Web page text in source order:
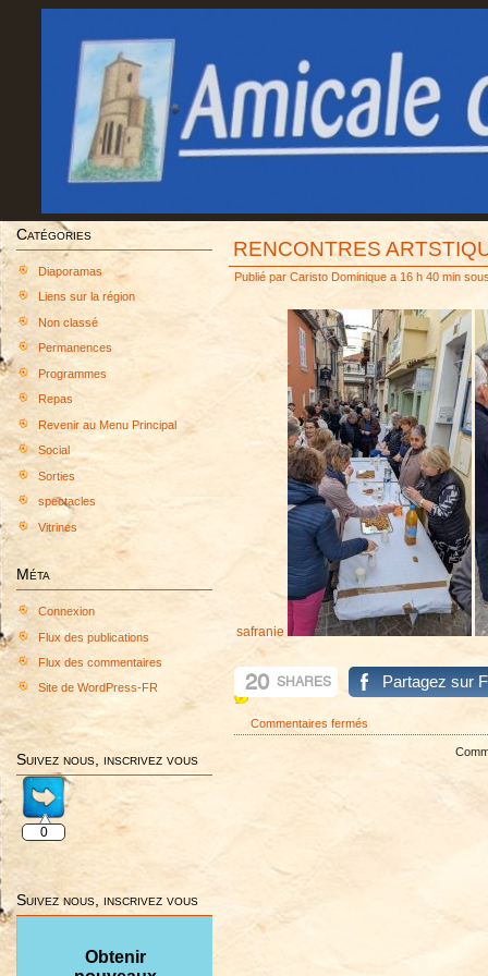
Catégories
Diaporamas
Liens sur la région
Non classé
Permanences
Programmes
Repas
Revenir au Menu Principal
Social
Sorties
spectacles
Vitrines
Méta
Connexion
Flux des publications
Flux des commentaires
Site de WordPress-FR
Suivez nous, inscrivez vous
0
Suivez nous, inscrivez vous
Obtenir
RENCONTRES
Publié par Caristo Dominique a 16 h 40 min
safranie
20 SHARES Partagez sur
Commentaires fermés